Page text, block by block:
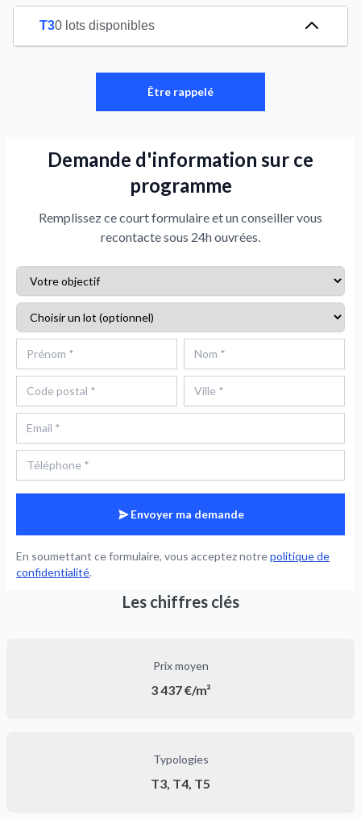
T30 lots disponibles
Être rappelé
Demande d'information sur ce
programme
Remplissez ce court formulaire et un conseiller vous
recontacte sous 24h ouvrées.
Envoyer ma demande
En soumettant ce formulaire, vous acceptez notrepolitique de
confidentialité.
Les chiffres clés
Prix moyen
3 437 €/m²
Typologies
T3, T4, T5